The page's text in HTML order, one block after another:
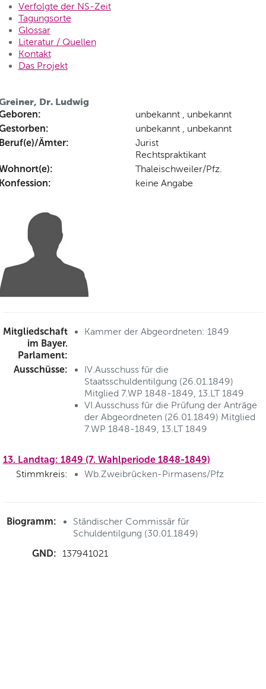
Verfolgte der NS-Zeit
Tagungsorte
Glossar
Literatur / Quellen
Kontakt
Das Projekt
Dr. Ludwig
unbekannt , unbekannt
unbekannt , unbekannt
Ämter:
Jurist
Rechtspraktikant
Thaleischweiler/Pfz.
keine Angabe
Mitgliedschaft
im Bayer.
Parlament:
Kammer der Abgeordneten: 1849
Ausschüsse:
IV.Ausschuss für die
Staatsschuldentilgung (26.01.1849)
Mitglied 7.WP 1848-1849, 13.LT 1849
VI.Ausschuss für die Prüfung der Anträge
der Abgeordneten (26.01.1849) Mitglied
7.WP 1848-1849, 13.LT 1849
13. Landtag: 1849 (7. Wahlperiode 1848-1849)
Stimmkreis: Wb.Zweibrücken-Pirmasens/Pfz
Biogramm:
Ständischer Commissär für
Schuldentilgung (30.01.1849)
GND: 137941021